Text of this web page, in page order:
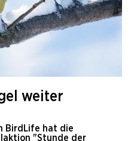
weiter
BirdLife hat die
"Stunde der